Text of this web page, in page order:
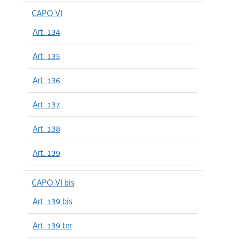
CAPO VI
Art. 134
Art. 135
Art. 136
Art. 137
Art. 138
Art. 139
CAPO VI bis
Art. 139 bis
Art. 139 ter